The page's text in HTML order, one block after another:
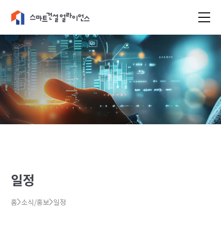
일정
홈 소식/홍보 일정